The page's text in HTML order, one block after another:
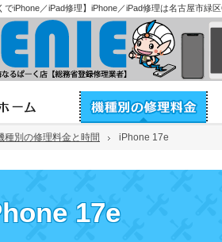
種別の修理料金と時間 iPhone 17e
17e
でiPhone／iPad修理】iPhone／iPad修理は名古屋市緑
種別の修理料金と時間 iPhone 17e